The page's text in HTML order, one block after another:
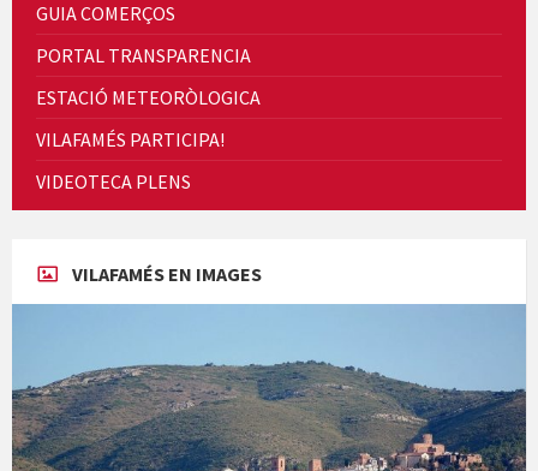
Cicle de Cine i Dones rurals
Concerts al Museu
GUIA COMERÇOS
PORTAL TRANSPARENCIA
ESTACIÓ METEORÒLOGICA
VILAFAMÉS PARTICIPA!
VIDEOTECA PLENS
VILAFAMÉS EN IMAGES